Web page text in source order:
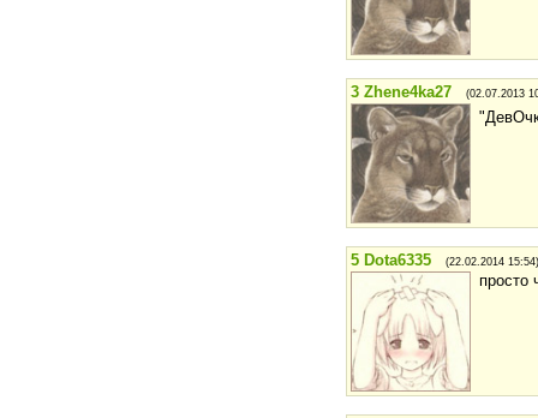
3 Zhene4ka27 (02.07.2013
5 Dota6335 (22.02.2014 15:54)
просто